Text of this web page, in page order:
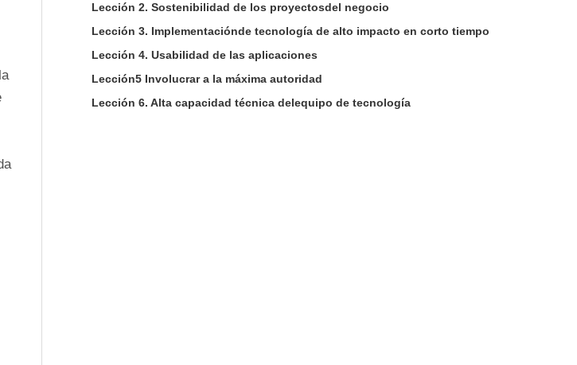
Lección 2. Sostenibilidad de los proyectosdel negocio
Lección 3. Implementaciónde tecnología de alto impacto en corto tiempo
Lección 4. Usabilidad de las aplicaciones
Lección5 Involucrar a la máxima autoridad
Lección 6. Alta capacidad técnica delequipo de tecnología